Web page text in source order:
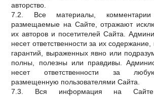
авторство.
7.2. Все материалы,
размещаемые на Сайте, отражают
их авторов и посетителей Сайта.
несет ответственности за их
гарантий, выраженных явно или
полны, полезны или правдивы.
несет ответственности за
размещенную пользователями Сайта.
7.3. Вся информация на Сайте